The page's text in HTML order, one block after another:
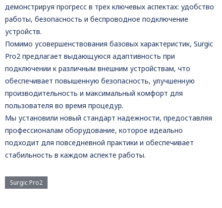
демонстрируя прогресс в трех ключевых аспектах: удобство
работы, безопасность и беспроводное подключение
устройств.
Помимо усовершенствования базовых характеристик, Surgic
Pro2 предлагает выдающуюся адаптивность при
подключении к различным внешним устройствам, что
обеспечивает повышенную безопасность, улучшенную
производительность и максимальный комфорт для
пользователя во время процедур.
Мы установили новый стандарт надежности, предоставляя
профессионалам оборудование, которое идеально
подходит для повседневной практики и обеспечивает
стабильность в каждом аспекте работы.
Surgic Pro2